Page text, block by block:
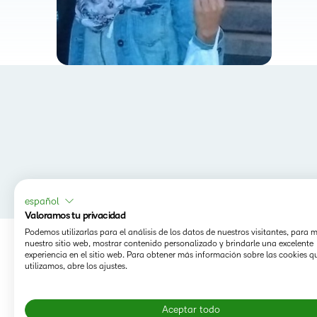
español
Valoramos tu privacidad
Podemos utilizarlas para el análisis de los datos de nuestros visitantes, para
nuestro sitio web, mostrar contenido personalizado y brindarle una excelente
experiencia en el sitio web. Para obtener más información sobre las cookies
utilizamos, abre los ajustes.
Aceptar todo